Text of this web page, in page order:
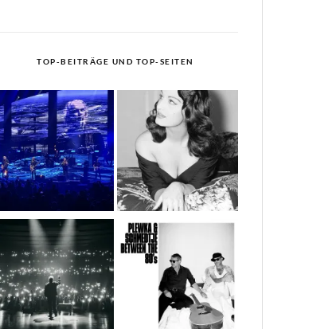
TOP-BEITRÄGE UND TOP-SEITEN